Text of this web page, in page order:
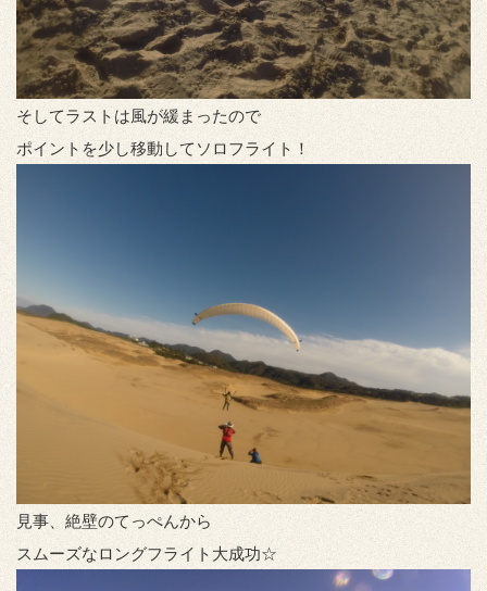
そしてラストは風が緩まったので
ポイントを少し移動してソロフライト！
見事、絶壁のてっぺんから
スムーズなロングフライト大成功☆